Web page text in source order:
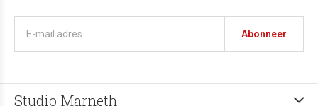
Abonneer
Studio Marneth